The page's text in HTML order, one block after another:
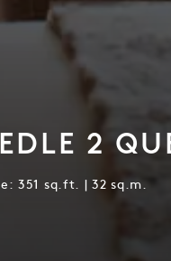
2
351 sq.ft. | 32 sq.m.